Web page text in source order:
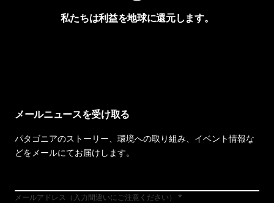
私たちは利益を地球に還元します。
メールニュースを受け取る
パタゴニアのストーリー、環境への取り組み、イベント情報な
どをメールにてお届けします。
メールアドレス（入力間違いにご注意ください）